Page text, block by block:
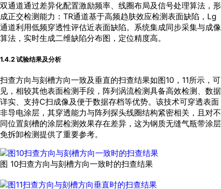
双通道通过差异化配置激励频率、线圈布局及信号处理算法，形
成正交检测能力：TR通道基于高频趋肤效应检测表面缺陷，Lg
通道利用低频穿透性评估近表面缺陷。系统集成同步采集与成像
算法，实时生成二维缺陷分布图，定位精度高。
1.4.2 试验结果及分析
扫查方向与刻槽方向一致及垂直的扫查结果如图10 ， 11所示，可
见，相较其他表面检测手段，阵列涡流检测具备高效检测、数据
详实、支持C扫成像及便于数据存档等优势。该技术可穿透表面
非导电涂层，其穿透能力与阵列探头线圈结构紧密相关，且对不
同位置刻槽的涂层检测效果存在差异，这为钢质无缝气瓶带涂层
免拆卸检测提供了重要参考。
图 10扫查方向与刻槽方向一致时的扫查结果